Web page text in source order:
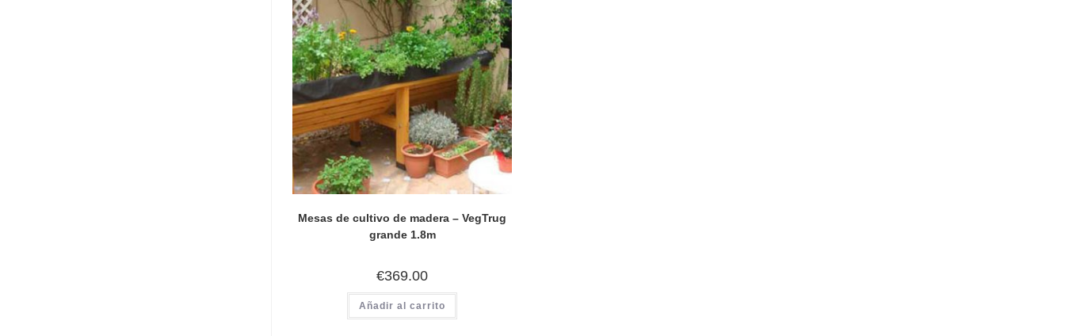
Mesas de cultivo de madera – VegTrug
grande 1.8m
€369.00
Añadir al carrito